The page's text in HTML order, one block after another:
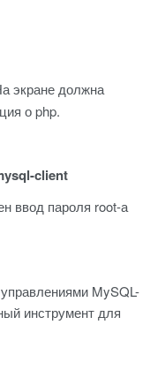
экране должна
о php.
client
ввод пароля root-а
MySQL-
инструмент для